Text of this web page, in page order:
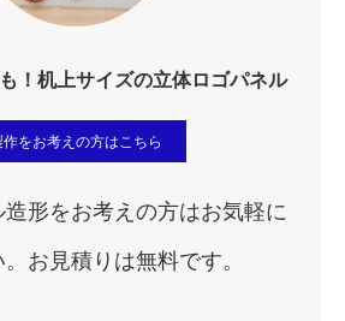
！机上サイズの立体ロゴパネル
作をお考えの方はこちら
形をお考えの方はお気軽に
お見積りは無料です。